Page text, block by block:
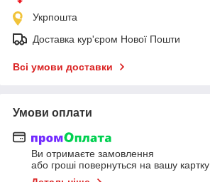
Укрпошта
Доставка кур'єром Нової Пошти
Всі умови доставки
Умови оплати
Ви отримаєте замовлення
або гроші повернуться на вашу картку